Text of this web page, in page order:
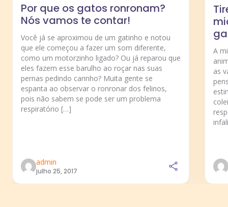
Por que os gatos ronronam?
Nós vamos te contar!
Você já se aproximou de um gatinho e notou
que ele começou a fazer um som diferente,
como um motorzinho ligado? Ou já reparou que
eles fazem esse barulho ao roçar nas suas
pernas pedindo carinho? Muita gente se
espanta ao observar o ronronar dos felinos,
pois não sabem se pode ser um problema
respiratório […]
admin
julho 25, 2017
A
as